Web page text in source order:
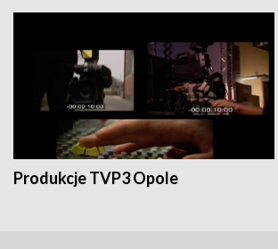
Produkcje TVP3 Opole